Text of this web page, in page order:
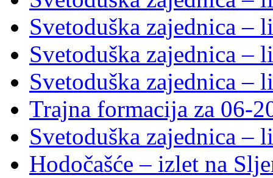
Svetoduška zajednica –
Svetoduška zajednica –
Svetoduška zajednica –
Trajna formacija za 06-
Svetoduška zajednica –
Hodočašće – izlet na